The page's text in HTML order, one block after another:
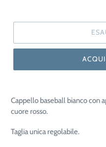
Cappello baseball bianco con
cuore rosso.
Taglia unica regolabile.